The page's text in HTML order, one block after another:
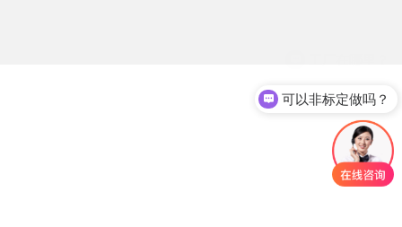
可以非标定做吗？